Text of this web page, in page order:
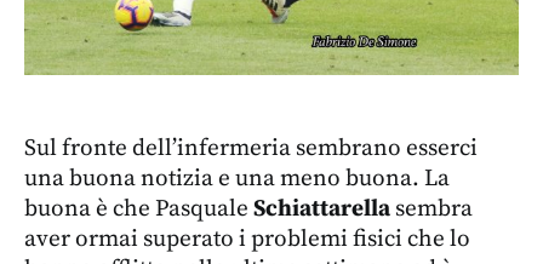
Sul fronte dell’infermeria sembrano esserci
una buona notizia e una meno buona. La
buona è che Pasquale Schiattarella sembra
aver ormai superato i problemi fisici che lo